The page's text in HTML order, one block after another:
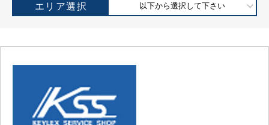
エリア選択 以下から選択して下さい